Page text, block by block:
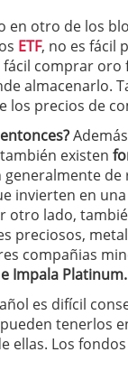
2026
variable española:
entrar febrero 23,
fija domina los
de inversión
detiene febrero 8,
de inversión
millones de
en otro de los
ETF, no es fácil
comprar oro
almacenarlo.
los precios de
existen
invierten en
otro lado,
preciosos,
compañias
Impala Platinum.
es difícil
pueden tenerlos
ellas. Los